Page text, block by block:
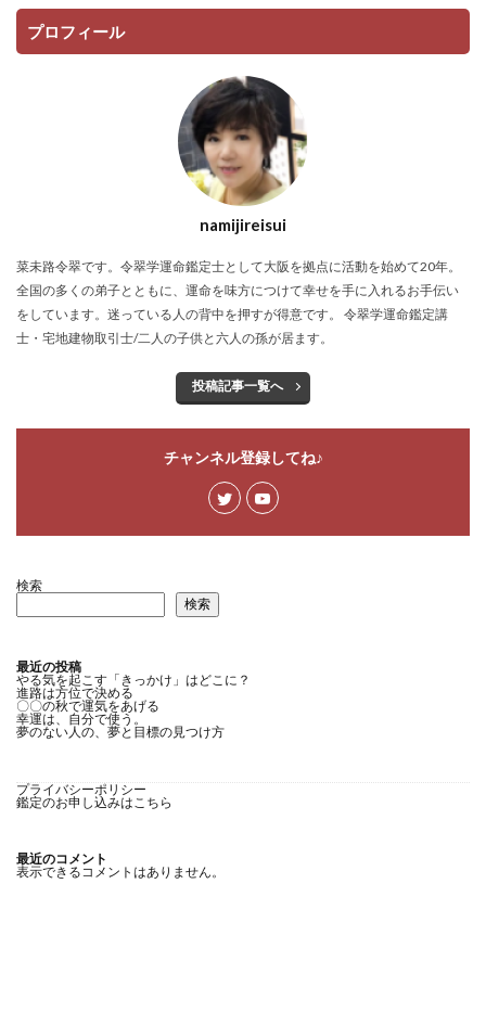
プロフィール
namijireisui
菜未路令翠です。令翠学運命鑑定士として大阪を拠点に活動を始めて20年。
全国の多くの弟子とともに、運命を味方につけて幸せを手に入れるお手伝い
をしています。迷っている人の背中を押すが得意です。 令翠学運命鑑定講
士・宅地建物取引士/二人の子供と六人の孫が居ます。
投稿記事一覧へ
チャンネル登録してね♪
検索
検索
最近の投稿
やる気を起こす「きっかけ」はどこに？
進路は方位で決める
〇〇の秋で運気をあげる
幸運は、自分で使う。
夢のない人の、夢と目標の見つけ方
プライバシーポリシー
鑑定のお申し込みはこちら
最近のコメント
表示できるコメントはありません。